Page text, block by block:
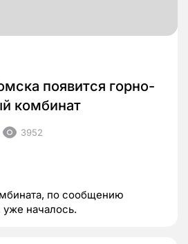
появится горно-
комбинат
3952
по сообщению
началось.